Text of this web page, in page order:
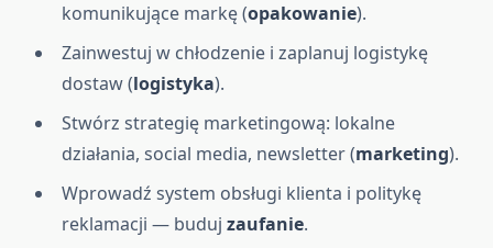
komunikujące markę (opakowanie).
Zainwestuj w chłodzenie i zaplanuj logistykę
dostaw (logistyka).
Stwórz strategię marketingową: lokalne
działania, social media, newsletter (marketing).
Wprowadź system obsługi klienta i politykę
reklamacji — buduj zaufanie.